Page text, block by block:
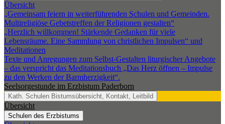
Übersicht
„Gemeinsam feiern in weiterführenden Schulen und Gemeinden.
Multireligiöse Gebetstreffen der Religionen gestalten“
„Herzlich willkommen! Stärkende Gedanken für viele
Lebensräume. Eine Sammlung von christlichen Impulsen“ und
Meditationen
Texte und Anregungen zum Selbst-Gestalten liturgischer Angebote
– das verspricht das Meditationsbuch „Das Herz öffnen – Impulse
zu den Werken der Barmherzigkeit“.
Seelsorgestunde im Erzbistum Paderborn
Kath. Schulen Bistumsübersicht, Kontakt, Leitbild
Übersicht
Schulen des Erzbistums